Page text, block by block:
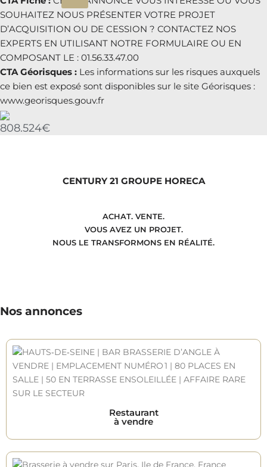
SOUHAITEZ NOUS PRÉSENTER VOTRE PROJET
D’ACQUISITION OU DE CESSION ? CONTACTEZ NOS
EXPERTS EN UTILISANT NOTRE FORMULAIRE OU EN
COMPOSANT LE : 01.56.33.47.00
CTA Géorisques : Les informations sur les risques auxquels
ce bien est exposé sont disponibles sur le site Géorisques :
www.georisques.gouv.fr
808.524€
CENTURY 21 GROUPE HORECA
ACHAT. VENTE.
VOUS AVEZ UN PROJET.
NOUS LE TRANSFORMONS EN RÉALITÉ.
Nos annonces
Restaurant
à vendre